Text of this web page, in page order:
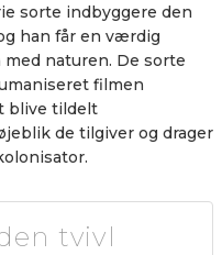
sorte indbyggere den
han får en værdig
naturen. De sorte
filmen
blive tildelt
de tilgiver og drager
tvivl